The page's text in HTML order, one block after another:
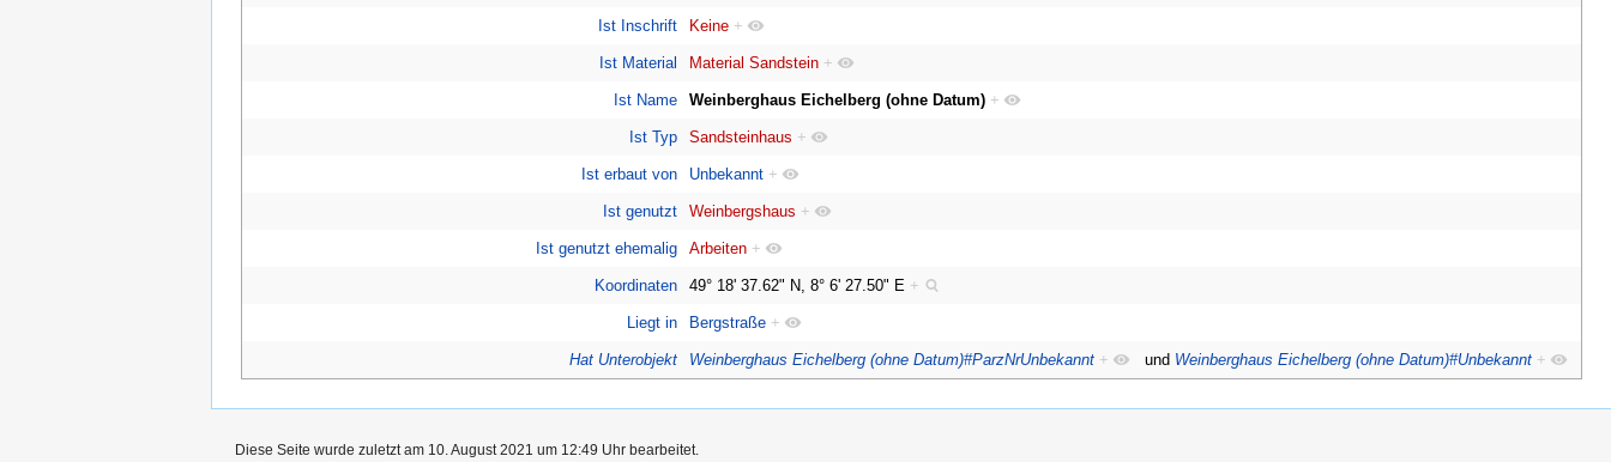
Ist Inschrift Keine +
Ist Material Material Sandstein +
Ist Name Weinberghaus Eichelberg (ohne Datum) +
Ist Typ Sandsteinhaus +
Ist erbaut von Unbekannt +
Ist genutzt Weinbergshaus +
Ist genutzt ehemalig Arbeiten +
Koordinaten 49° 18' 37.62" N, 8° 6' 27.50" E +
Liegt in Bergstraße +
Hat Unterobjekt Weinberghaus Eichelberg (ohne Datum)#ParzNrUnbekannt + und Weinberghaus Eichelberg (ohne Datum)#Unbekannt +
Diese Seite wurde zuletzt am 10. August 2021 um 12:49 Uhr bearbeitet.